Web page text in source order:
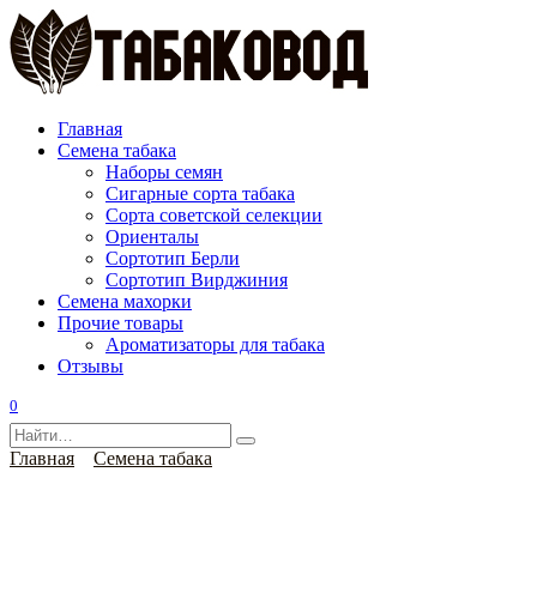
Перейти
к
содержанию
Главная
Семена табака
Наборы семян
Сигарные сорта табака
Сорта советской селекции
Ориенталы
Сортотип Берли
Сортотип Вирджиния
Семена махорки
Прочие товары
Ароматизаторы для табака
Отзывы
0
Search
for:
Главная Семена табака